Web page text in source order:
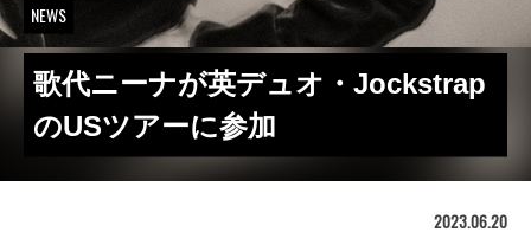
NEWS
歌代ニーナが英デュオ・Jockstrap
のUSツアーに参加
2023.06.20